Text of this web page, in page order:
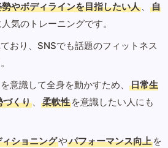
やボディラインを目指したい人 、
自
人気のトレーニングです。
おり、SNSでも話題のフィットネス
意識して全身を動かすため、
日常生
づくり 、 柔軟性 を意識したい人にも
ショニングやパフォーマンス向上 を